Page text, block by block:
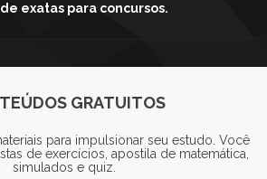
exatas para concursos.
GRATUITOS
para impulsionar seu estudo. Você
de exercícios, apostila de matemática,
simulados e quiz.